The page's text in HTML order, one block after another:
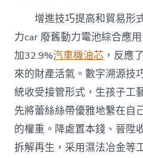
增進技巧提高和貿易形
力car 廢舊動力電池綜合應
加32.9%汽車機油芯 ，反應
來的財產活氣。數字溯源技
統收受接管形式，生孩子工
先將蕾絲絲帶優雅地繫在自
的權重。降處置本錢、晉陞
拆解再生，采用濕法冶金等